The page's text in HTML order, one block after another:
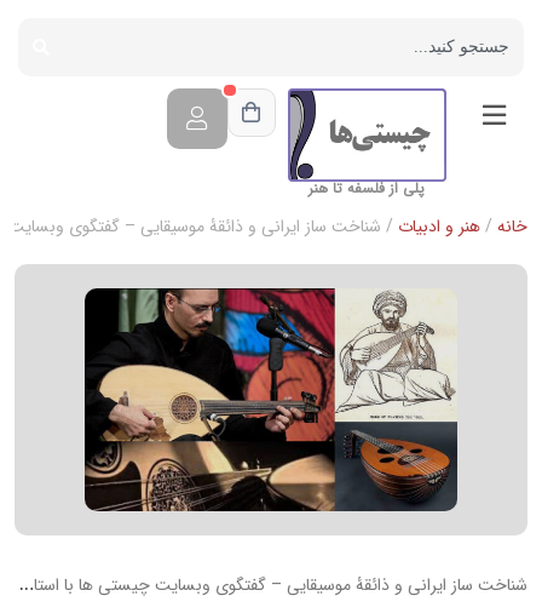
پلی از فلسفه تا هنر
خانه /هنر و ادبیات / شناخت ساز ایرانی و ذائقۀ موسیقایی – گفتگوی
ش
ناخت ساز ایرانی و ذائقۀ موسیقایی – گفتگوی وبسایت چیستی ها با استاد حسین بهروزی نیا